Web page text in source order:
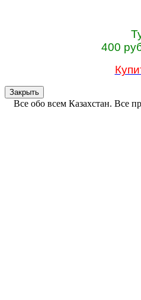
400
Закрыть
Все обо всем Казахстан. Все